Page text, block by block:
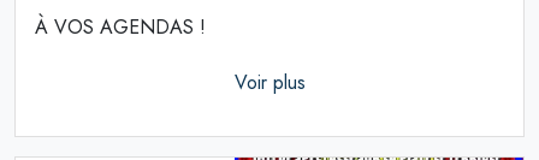
À VOS AGENDAS !
Voir plus